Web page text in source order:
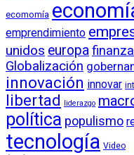
ecomomía
emprendimiento
unidos europa
Globalización
innovación innovar
libertad liderazgo
política populismo
tecnología Video